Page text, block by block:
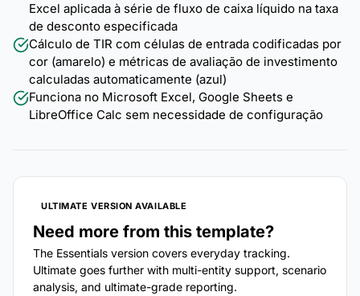
Excel aplicada à série de fluxo de caixa líquido na taxa
de desconto especificada
Cálculo de TIR com células de entrada codificadas por
cor (amarelo) e métricas de avaliação de investimento
calculadas automaticamente (azul)
Funciona no Microsoft Excel, Google Sheets e
LibreOffice Calc sem necessidade de configuração
ULTIMATE VERSION AVAILABLE
Need more from this template?
The Essentials version covers everyday tracking.
Ultimate goes further with multi-entity support, scenario
analysis, and ultimate-grade reporting.